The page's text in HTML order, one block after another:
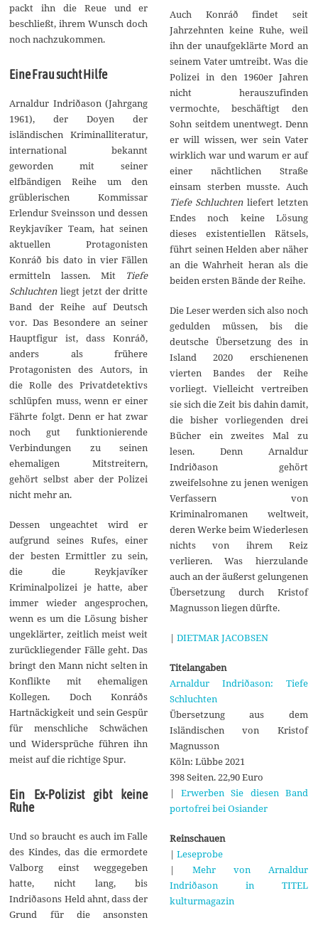
packt ihn die Reue und er
beschließt, ihrem Wunsch doch
noch nachzukommen.
Eine Frau sucht Hilfe
Arnaldur Indriðason (Jahrgang
1961), der Doyen der
isländischen Kriminalliteratur,
international bekannt
geworden mit seiner
elfbändigen Reihe um den
grüblerischen Kommissar
Erlendur Sveinsson und dessen
Reykjavíker Team, hat seinen
aktuellen Protagonisten
Konráð bis dato in vier Fällen
ermitteln lassen. Mit Tiefe
Schluchtenliegt jetzt der dritte
Band der Reihe auf Deutsch
vor. Das Besondere an seiner
Hauptfigur ist, dass Konráð,
anders als frühere
Protagonisten des Autors, in
die Rolle des Privatdetektivs
schlüpfen muss, wenn er einer
Fährte folgt. Denn er hat zwar
noch gut funktionierende
Verbindungen zu seinen
ehemaligen Mitstreitern,
gehört selbst aber der Polizei
nicht mehr an.
Dessen ungeachtet wird er
aufgrund seines Rufes, einer
der besten Ermittler zu sein,
die die Reykjavíker
Kriminalpolizei je hatte, aber
immer wieder angesprochen,
wenn es um die Lösung bisher
ungeklärter, zeitlich meist weit
zurückliegender Fälle geht. Das
bringt den Mann nicht selten in
Konflikte mit ehemaligen
Kollegen. Doch Konráðs
Hartnäckigkeit und sein Gespür
für menschliche Schwächen
und Widersprüche führen ihn
meist auf die richtige Spur.
Ein Ex-Polizist gibt keine
Ruhe
Und so braucht es auch im Falle
des Kindes, das die ermordete
Valborg einst weggegeben
hatte, nicht lang, bis
Indriðasons Held ahnt, dass der
Grund für die ansonsten
Auch Konráð findet seit
Jahrzehnten keine Ruhe, weil
ihn der unaufgeklärte Mord an
seinem Vater umtreibt. Was die
Polizei in den 1960er Jahren
nicht herauszufinden
vermochte, beschäftigt den
Sohn seitdem unentwegt. Denn
er will wissen, wer sein Vater
wirklich war und warum er auf
einer nächtlichen Straße
einsam sterben musste. Auch
Tiefe Schluchten liefert letzten
Endes noch keine Lösung
dieses existentiellen Rätsels,
führt seinen Helden aber näher
an die Wahrheit heran als die
beiden ersten Bände der Reihe.
Die Leser werden sich also noch
gedulden müssen, bis die
deutsche Übersetzung des in
Island 2020 erschienenen
vierten Bandes der Reihe
vorliegt. Vielleicht vertreiben
sie sich die Zeit bis dahin damit,
die bisher vorliegenden drei
Bücher ein zweites Mal zu
lesen. Denn Arnaldur
Indriðason gehört
zweifelsohne zu jenen wenigen
Verfassern von
Kriminalromanen weltweit,
deren Werke beim Wiederlesen
nichts von ihrem Reiz
verlieren. Was hierzulande
auch an der äußerst gelungenen
Übersetzung durch Kristof
Magnusson liegen dürfte.
| DIETMAR JACOBSEN
Titelangaben
Arnaldur Indriðason: Tiefe
Schluchten
Übersetzung aus dem
Isländischen von Kristof
Magnusson
Köln: Lübbe 2021
398 Seiten. 22,90 Euro
| Erwerben Sie diesen Band
portofrei bei Osiander
Reinschauen
| Leseprobe
| Mehr von Arnaldur
Indriðason in TITEL
kulturmagazin